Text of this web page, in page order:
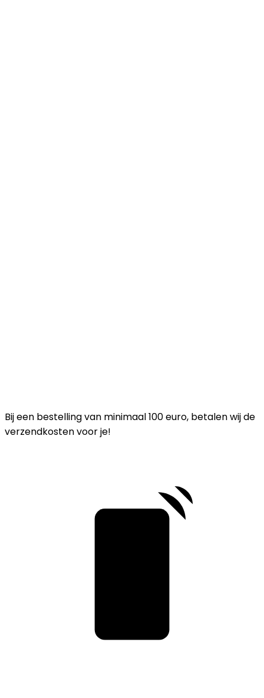
Bij een bestelling van minimaal 100 euro, betalen wij de
verzendkosten voor je!